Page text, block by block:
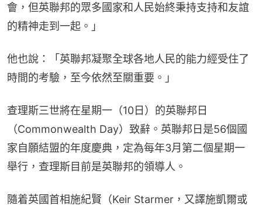
會，但英聯邦的眾多國家和人民始終秉持支持和友誼
的精神走到一起。」
他也說：「英聯邦凝聚全球各地人民的能力經受住了
時間的考驗，至今依然至關重要。」
查理斯三世將在星期一（10日）的英聯邦日
（Commonwealth Day）致辭。英聯邦日是56個國
家自願結盟的年度慶典，定為每年3月第二個星期一
舉行，查理斯目前是英聯邦的領導人。
隨着英國首相施紀賢（Keir Starmer，又譯施凱爾或